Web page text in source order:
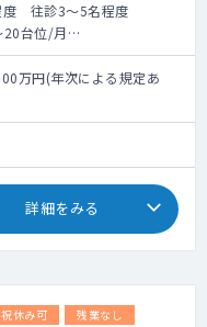
度 往診3～5名程度
20台位/月
業務がメインです。
ュール】
外来数：25～30名程度/
主治医）
/週
週１コマ、外来をしていた
応人数2～3名 ※往復はド
たします
万円(年次による規定あ
詳細をみる
休み可
残業なし